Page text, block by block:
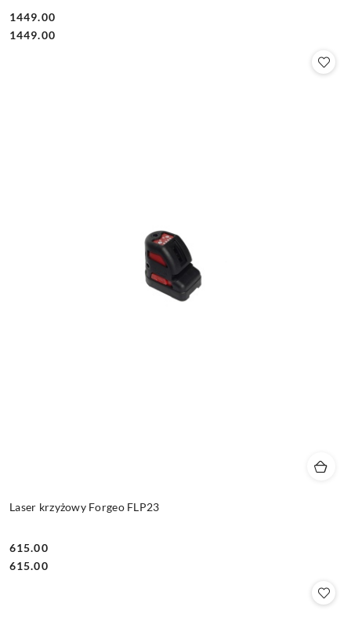
Cena:
1449.00
Cena:
1449.00
Laser krzyżowy Forgeo FLP23
Cena:
615.00
Cena:
615.00